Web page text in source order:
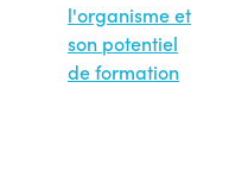
l'organisme et
son potentiel
de formation